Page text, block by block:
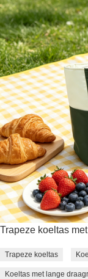
Trapeze koeltas
Trapeze koeltas
Koeltas met lange